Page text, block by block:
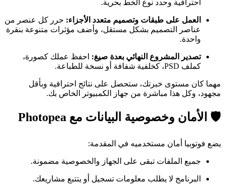
احترافية وحدد نوع الخط بحرية.
العمل على طبقات وتصميم متعدد الأجزاء: حرر كل عنصر من
عناصر التصميم بشكل مستقل، وأضف مؤثرات متنوعة بنقرة
واحدة.
تصدير المشروع النهائي بعدة صيغ: احفظ عملك كصورة،
كملف PSD، كخلفية شفافة أو نسخة للطباعة.
مهما كان مستوى خبرتك، ستحصل على نتائج احترافية وبأقل
مجهود، وكل هذا مباشرة من جهاز الكمبيوتر الخاص بك.
🛡️ الأمان وخصوصية البيانات مع Photopea
يضع فوتوبيا أمان مستخدميه في المقدمة:
جميع الملفات تبقى على الجهاز والخصوصية مضمونة.
البرنامج لا يطلب معلومات تسجيل أو يتتبع مشاريعك.